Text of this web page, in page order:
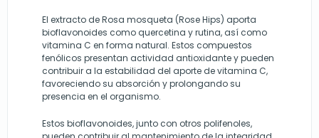
El extracto de Rosa mosqueta (Rose Hips) aporta
bioflavonoides como quercetina y rutina, así como
vitamina C en forma natural. Estos compuestos
fenólicos presentan actividad antioxidante y pueden
contribuir a la estabilidad del aporte de vitamina C,
favoreciendo su absorción y prolongando su
presencia en el organismo.
Estos bioflavonoides, junto con otros polifenoles,